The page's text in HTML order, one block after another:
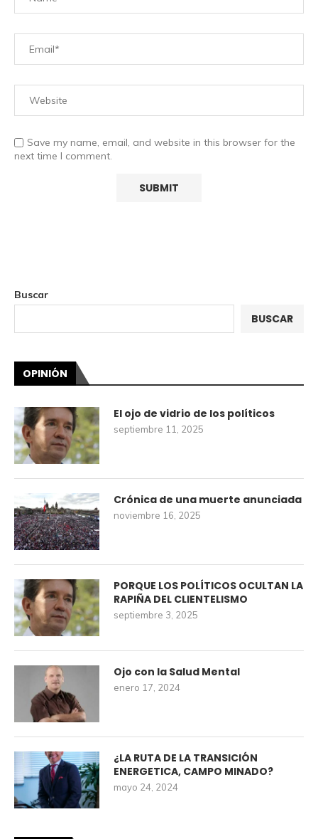
Save my name, email, and website in this browser for the
next time I comment.
Buscar
BUSCAR
OPINIÓN
El ojo de vidrio de los políticos
septiembre 11, 2025
Crónica de una muerte anunciada
noviembre 16, 2025
PORQUE LOS POLÍTICOS OCULTAN LA
RAPIÑA DEL CLIENTELISMO
septiembre 3, 2025
Ojo con la Salud Mental
enero 17, 2024
¿LA RUTA DE LA TRANSICIÓN
ENERGETICA, CAMPO MINADO?
mayo 24, 2024